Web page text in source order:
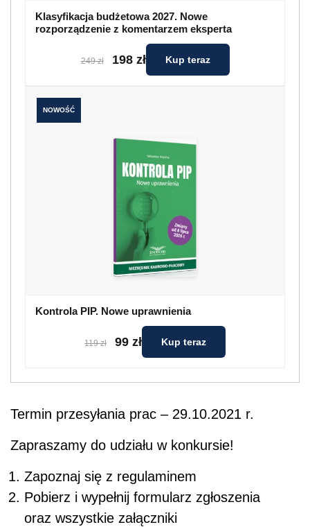
Klasyfikacja budżetowa 2027. Nowe
rozporządzenie z komentarzem eksperta
249 zł 198 zł Kup teraz
NOWOŚĆ
Kontrola PIP. Nowe uprawnienia
119 zł 99 zł Kup teraz
Termin przesyłania prac – 29.10.2021 r.
Zapraszamy do udziału w konkursie!
Zapoznaj się z regulaminem
Pobierz i wypełnij formularz zgłoszenia
oraz wszystkie załączniki